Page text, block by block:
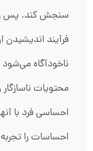
سنجش کند. پس
فرآیند
ناخودآگاه
محتویات
احساسی فرد با
احساسات را